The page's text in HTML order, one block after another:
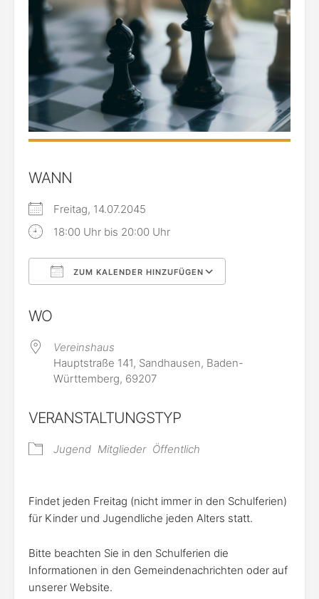
WANN
Freitag, 14.07.2045
18:00 Uhr bis 20:00 Uhr
ZUM KALENDER HINZUFÜGEN
WO
Vereinshaus
Hauptstraße 141, Sandhausen, Baden-
Württemberg, 69207
VERANSTALTUNGSTYP
Jugend Mitglieder Öffentlich
Findet jeden Freitag (nicht immer in den Schulferien)
für Kinder und Jugendliche jeden Alters statt.
Bitte beachten Sie in den Schulferien die
Informationen in den Gemeindenachrichten oder auf
unserer Website.